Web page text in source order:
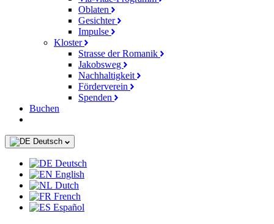
Oblaten
Gesichter
Impulse
Kloster
Strasse der Romanik
Jakobsweg
Nachhaltigkeit
Förderverein
Spenden
Buchen
Deutsch
Deutsch
English
Dutch
French
Español